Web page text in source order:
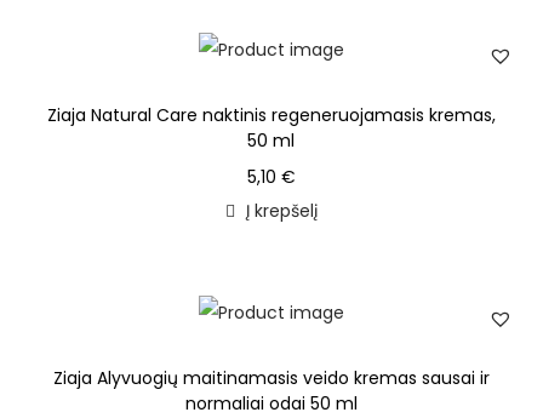
Ziaja Natural Care naktinis regeneruojamasis kremas,
50 ml
5,10 €
Į krepšelį
Ziaja Alyvuogių maitinamasis veido kremas sausai ir
normaliai odai 50 ml